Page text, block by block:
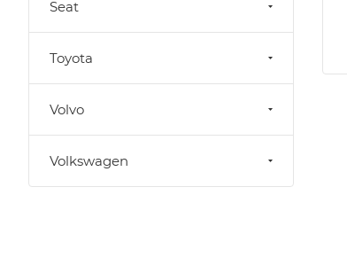
Seat
Toyota
Volvo
Volkswagen